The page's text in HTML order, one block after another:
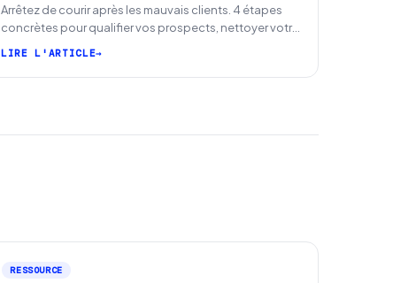
Arrêtez de courir après les mauvais clients. 4 étapes
concrètes pour qualifier vos prospects, nettoyer votre
LIRE L'ARTICLE
RESSOURCE